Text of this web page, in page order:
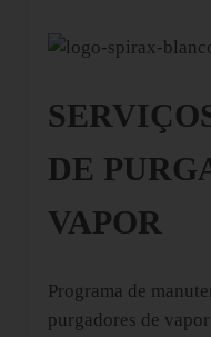
DE
VAPOR
Programa de
purgadores de vapor